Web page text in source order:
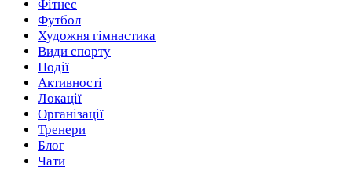
Фітнес
Футбол
Художня гімнастика
Види спорту
Події
Активності
Локації
Організації
Тренери
Блог
Чати